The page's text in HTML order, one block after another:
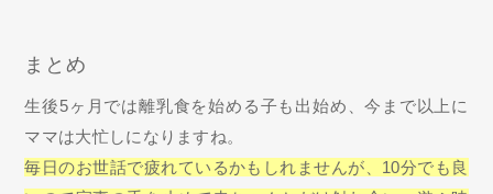
まとめ
生後5ヶ月では離乳食を始める子も出始め、今まで以上に
ママは大忙しになりますね。
毎日のお世話で疲れているかもしれませんが、10分でも良